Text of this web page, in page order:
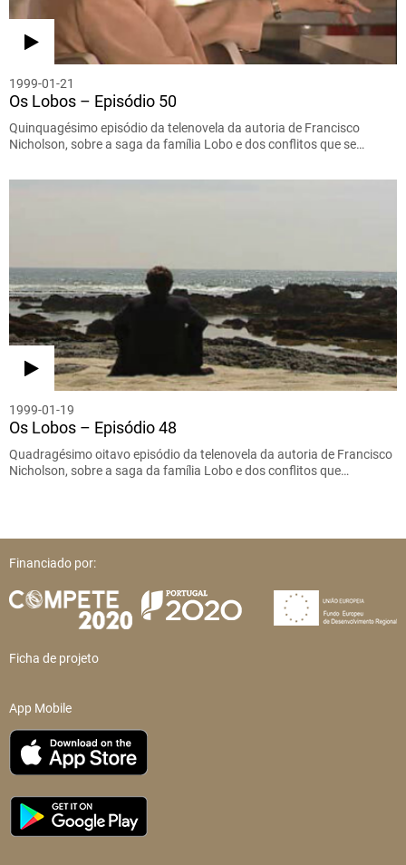
1999-01-21
Os Lobos – Episódio 50
Quinquagésimo episódio da telenovela da autoria de Francisco
Nicholson, sobre a saga da família Lobo e dos conflitos que se…
1999-01-19
Os Lobos – Episódio 48
Quadragésimo oitavo episódio da telenovela da autoria de Francisco
Nicholson, sobre a saga da família Lobo e dos conflitos que…
Financiado por:
Ficha de projeto
App Mobile